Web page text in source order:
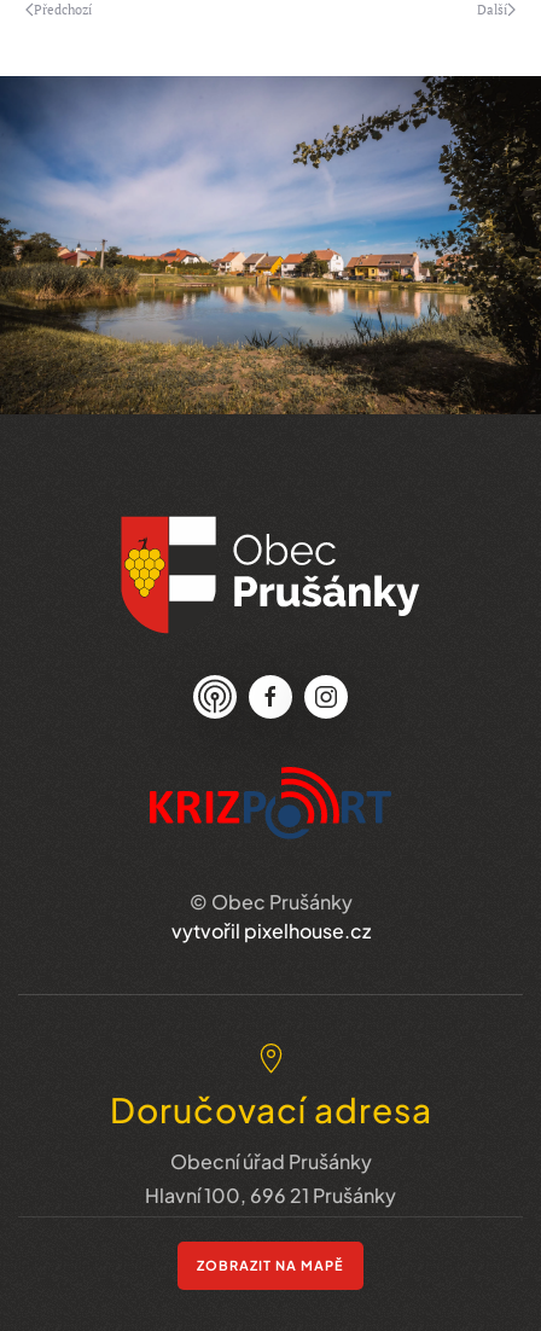
Předchozí Další
© Obec Prušánky
vytvořil pixelhouse.cz
Doručovací adresa
Obecní úřad Prušánky
Hlavní 100, 696 21 Prušánky
ZOBRAZIT NA MAPĚ